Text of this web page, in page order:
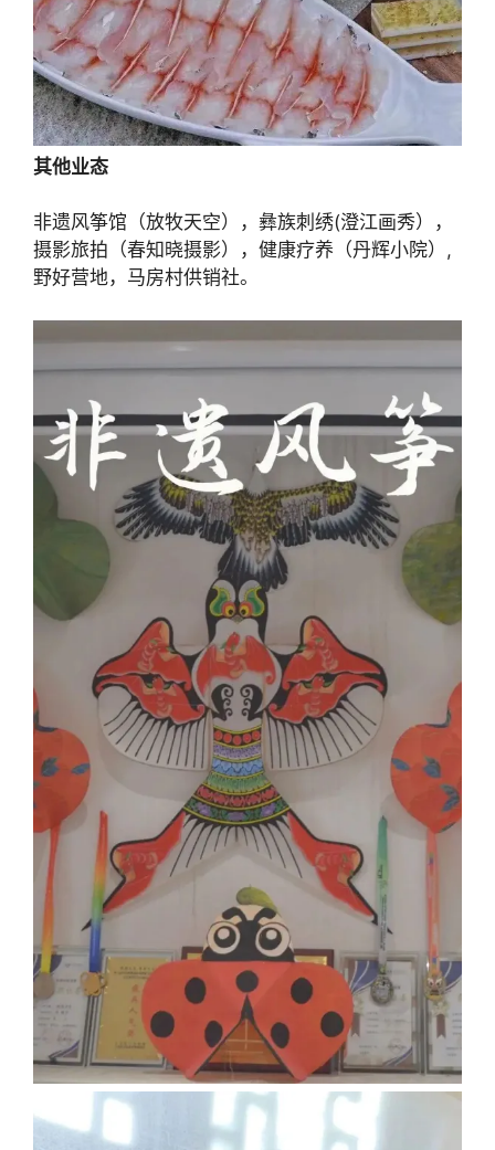
其他业态
非遗风筝馆（放牧天空），彝族刺绣(澄江画秀），
摄影旅拍（春知晓摄影），健康疗养（丹辉小院）,
野好营地，马房村供销社。